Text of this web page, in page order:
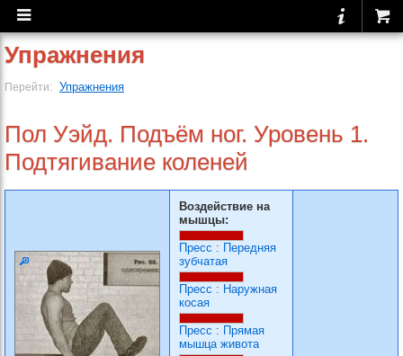
Упражнения
Перейти: Упражнения
Пол Уэйд. Подъём ног. Уровень 1.
Подтягивание коленей
Воздействие на
мышцы:
Пресс : Передняя
зубчатая
Пресс : Наружная
косая
Пресс : Прямая
мышца живота